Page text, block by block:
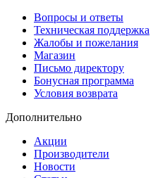
Вопросы и ответы
Техническая поддержка
Жалобы и пожелания
Магазин
Письмо директору
Бонусная программа
Условия возврата
Дополнительно
Акции
Производители
Новости